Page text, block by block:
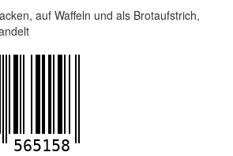
auf Waffeln und als Brotaufstrich,
565158